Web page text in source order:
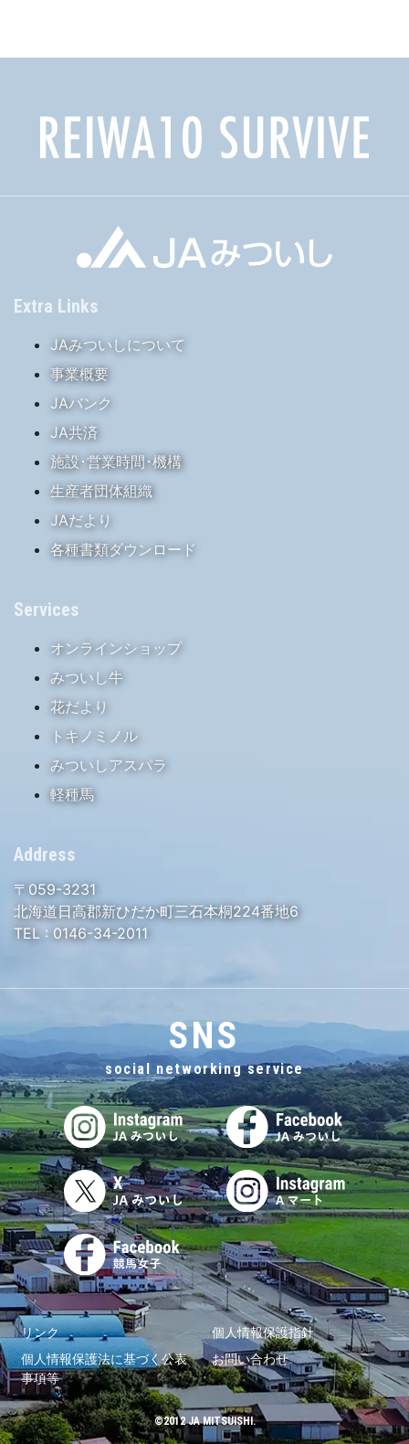
Extra Links
JAみついしについて
事業概要
JAバンク
JA共済
施設･営業時間･機構
生産者団体組織
JAだより
各種書類ダウンロード
Services
オンラインショップ
みついし牛
花だより
トキノミノル
みついしアスパラ
軽種馬
Address
〒059-3231
北海道日高郡新ひだか町三石本桐224番地6
TEL : 0146-34-2011
SNS
social networking service
リンク
個人情報保護指針
個人情報保護法に基づく公表
事項等
お問い合わせ
©2012 JA MITSUISHI.